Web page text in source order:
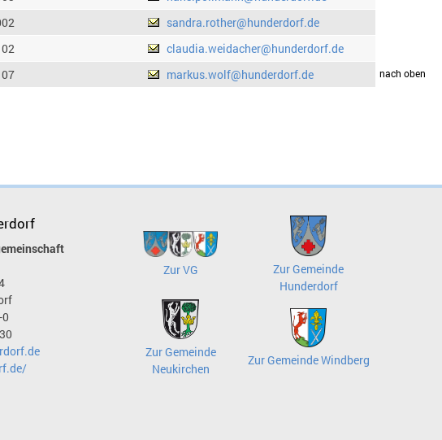
sandra.rother@hunderdorf.de
claudia.weidacher@hunderdorf.de
markus.wolf@hunderdorf.dedrucken nach oben
Zur VG
Zur Gemeinde
Hunderdorf
Zur Gemeinde
Neukirchen
Zur Gemeinde Windberg